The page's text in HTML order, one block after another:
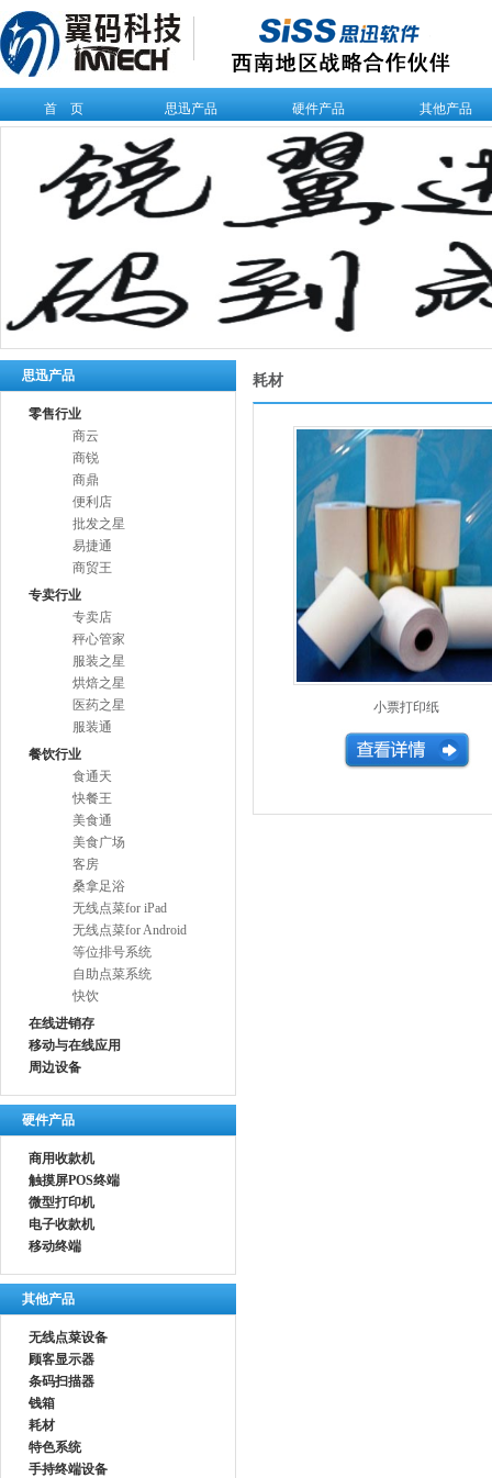
首 页 思迅产品 硬件产品 其他产品
思迅产品
零售行业
商云
商锐
商鼎
便利店
批发之星
易捷通
商贸王
专卖行业
专卖店
秤心管家
服装之星
烘焙之星
医药之星
服装通
餐饮行业
食通天
快餐王
美食通
美食广场
客房
桑拿足浴
无线点菜for iPad
无线点菜for Android
等位排号系统
自助点菜系统
快饮
在线进销存
移动与在线应用
周边设备
硬件产品
商用收款机
触摸屏POS终端
微型打印机
电子收款机
移动终端
其他产品
无线点菜设备
顾客显示器
条码扫描器
钱箱
耗材
特色系统
手持终端设备
耗材
小票打印纸